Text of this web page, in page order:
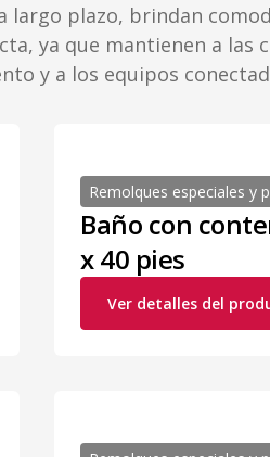
largo plazo, brindan
ya que mantienen a las
y a los equipos
Remolques especiales y
Baño con
x 40 pies
Ver detalles del